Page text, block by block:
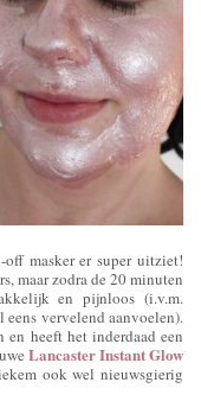
masker er super uitziet!
maar zodra de 20 minuten
en pijnloos (i.v.m.
vervelend aanvoelen).
heeft het inderdaad een
Lancaster Instant Glow
ook wel nieuwsgierig